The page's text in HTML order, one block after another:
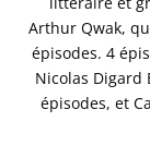
Arthur Qwak,
épisodes. 4
Nicolas Digard
épisodes, et